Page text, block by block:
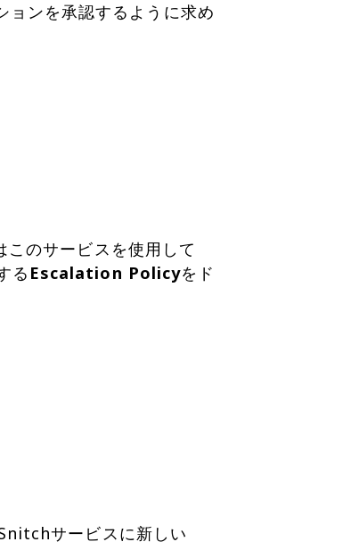
ンを承認するように求め
のサービスを使用して
る Escalation Policyをド
サービスに新しい